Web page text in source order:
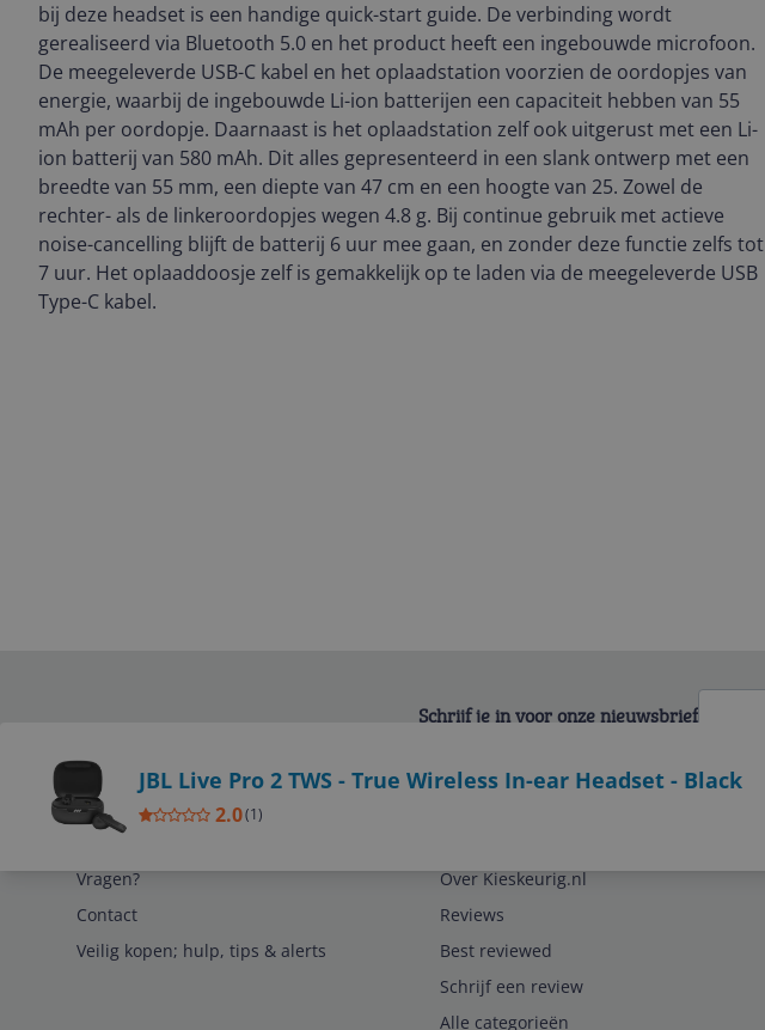
bij deze headset is een handige quick-start guide. De verbinding wordt
gerealiseerd via Bluetooth 5.0 en het product heeft een ingebouwde microfoon.
De meegeleverde USB-C kabel en het oplaadstation voorzien de oordopjes van
energie, waarbij de ingebouwde Li-ion batterijen een capaciteit hebben van 55
mAh per oordopje. Daarnaast is het oplaadstation zelf ook uitgerust met een Li-
ion batterij van 580 mAh. Dit alles gepresenteerd in een slank ontwerp met een
breedte van 55 mm, een diepte van 47 cm en een hoogte van 25. Zowel de
rechter- als de linkeroordopjes wegen 4.8 g. Bij continue gebruik met actieve
noise-cancelling blijft de batterij 6 uur mee gaan, en zonder deze functie zelfs tot
7 uur. Het oplaaddoosje zelf is gemakkelijk op te laden via de meegeleverde USB
Type-C kabel.
JBL Live Pro 2 TWS - True Wireless In-ear Headset - Black
2.0(1)
Schrijf je in voor onze nieuwsbrief
Vragen?
Contact
Veilig kopen; hulp, tips & alerts
Over Kieskeurig.nl
Reviews
Best reviewed
Schrijf een review
Alle categorieën